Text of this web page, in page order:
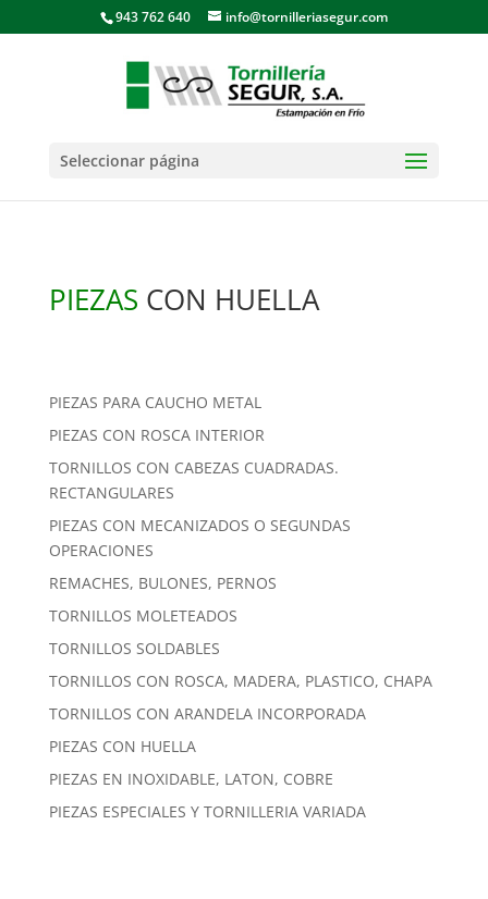
943 762 640 info@tornilleriasegur.com
Seleccionar página
PIEZAS CON HUELLA
PIEZAS PARA CAUCHO METAL
PIEZAS CON ROSCA INTERIOR
TORNILLOS CON CABEZAS CUADRADAS.
RECTANGULARES
PIEZAS CON MECANIZADOS O SEGUNDAS
OPERACIONES
REMACHES, BULONES, PERNOS
TORNILLOS MOLETEADOS
TORNILLOS SOLDABLES
TORNILLOS CON ROSCA, MADERA, PLASTICO, CHAPA
TORNILLOS CON ARANDELA INCORPORADA
PIEZAS CON HUELLA
PIEZAS EN INOXIDABLE, LATON, COBRE
PIEZAS ESPECIALES Y TORNILLERIA VARIADA